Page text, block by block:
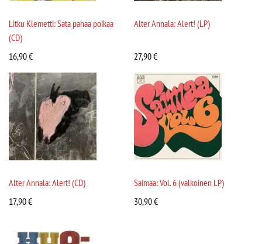
Litku Klemetti: Sata pahaa poikaa
(CD)
16,90€
Alter Annala: Alert! (LP)
27,90€
Alter Annala: Alert! (CD)
17,90€
Saimaa: Vol. 6 (valkoinen LP)
30,90€